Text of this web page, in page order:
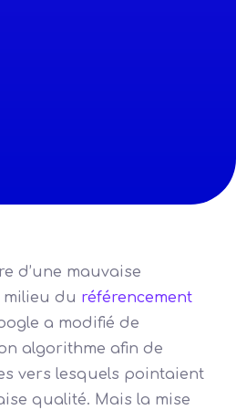
d’une mauvaise
du référencement
a modifié de
algorithme afin de
vers lesquels pointaient
qualité. Mais la mise